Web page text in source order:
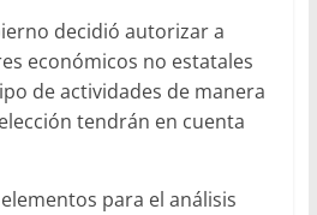
decidió autorizar a
económicos no estatales
de actividades de manera
tendrán en cuenta
para el análisis